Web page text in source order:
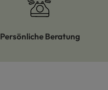
Persönliche Beratung